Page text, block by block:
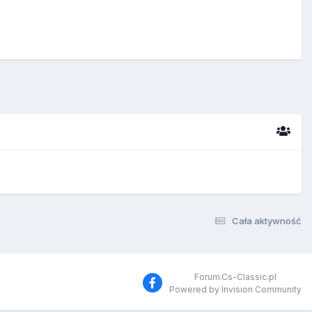
Cała aktywność
Forum.Cs-Classic.pl
Powered by Invision Community